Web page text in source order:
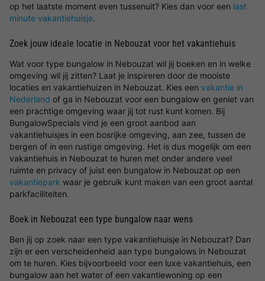
op het laatste moment even tussenuit? Kies dan voor een last
minute vakantiehuisje.
Zoek jouw ideale locatie in Nebouzat voor het vakantiehuis
Wat voor type bungalow in Nebouzat wil jij boeken en in welke
omgeving wil jij zitten? Laat je inspireren door de mooiste
locaties en vakantiehuizen in Nebouzat. Kies een vakantie in
Nederland of ga in Nebouzat voor een bungalow en geniet van
een prachtige omgeving waar jij tot rust kunt komen. Bij
BungalowSpecials vind je een groot aanbod aan
vakantiehuisjes in een bosrijke omgeving, aan zee, tussen de
bergen of in een rustige omgeving. Het is dus mogelijk om een
vakantiehuis in Nebouzat te huren met onder andere veel
ruimte en privacy of juist een bungalow in Nebouzat op een
vakantiepark waar je gebruik kunt maken van een groot aantal
parkfaciliteiten.
Boek in Nebouzat een type bungalow naar wens
Ben jij op zoek naar een type vakantiehuisje in Nebouzat? Dan
zijn er een verscheidenheid aan type bungalows in Nebouzat
om te huren. Kies bijvoorbeeld voor een luxe vakantiehuis, een
bungalow aan het water of een vakantiewoning op een